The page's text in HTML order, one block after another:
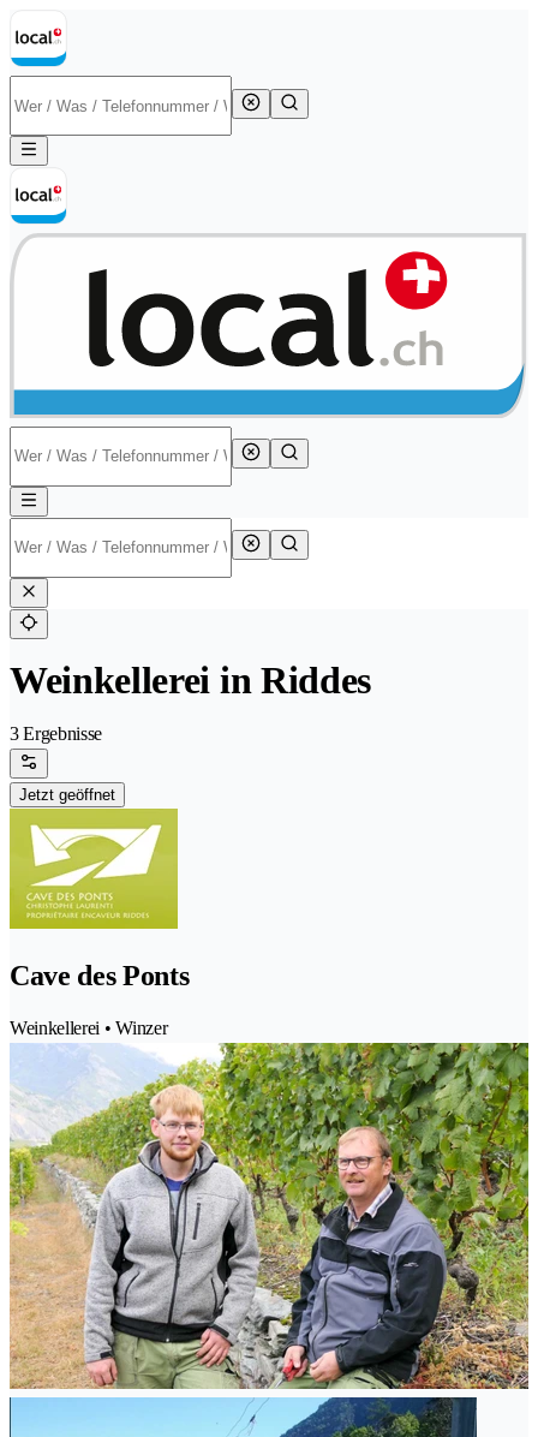
Weinkellerei in Riddes
3 Ergebnisse
Jetzt geöffnet
Cave des Ponts
Weinkellerei • Winzer